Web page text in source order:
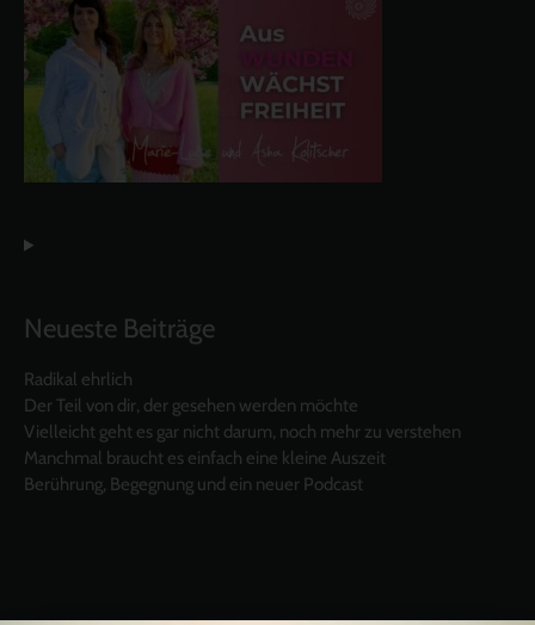
Neueste Beiträge
Radikal ehrlich
Der Teil von dir, der gesehen werden möchte
Vielleicht geht es gar nicht darum, noch mehr zu verstehen
Manchmal braucht es einfach eine kleine Auszeit
Berührung, Begegnung und ein neuer Podcast